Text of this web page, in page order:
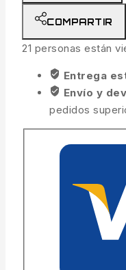
COMPARTIR
21 personas están
Entrega
Envío y
pedidos